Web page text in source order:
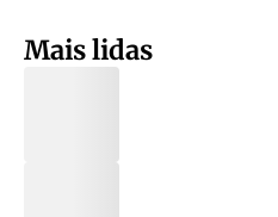
Mais lidas